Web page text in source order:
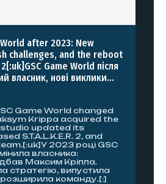
World after 2023: New
challenges, and the reboot
Game World після
власник, нові виклики...
Game World changed
Krippa acquired the
studio updated its
S.T.A.L.K.E.R. 2, and
2023 році GSC
власника:
Максим Кріппа.
стратегію, випустила
і розширила команду.[:]